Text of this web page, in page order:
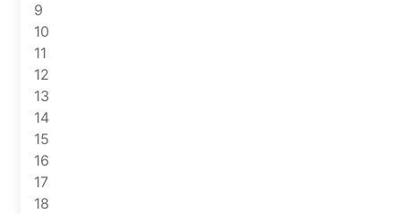
9
10
11
12
13
14
15
16
17
18